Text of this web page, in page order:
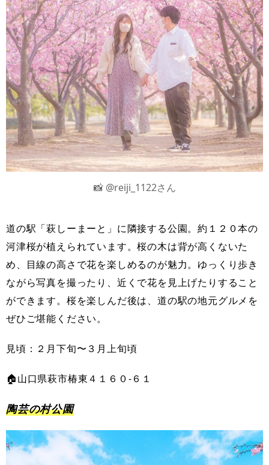
📸 @reiji_1122さん
道の駅「萩しーまーと」に隣接する公園。約１２０本の
河津桜が植えられています。桜の木は背が高くないた
め、目線の高さで花を楽しめるのが魅力。ゆっくり歩き
ながら写真を撮ったり、近くで花を見上げたりすること
ができます。桜を楽しんだ後は、道の駅の地元グルメを
ぜひご堪能ください。
見頃：２月下旬〜３月上旬頃
🏠山口県萩市椿東４１６０-６１
陶芸の村公園